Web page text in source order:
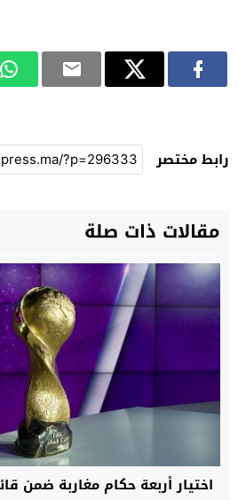
رابط مختصر
مقالات ذات صلة
اختيار أربعة حكام مغاربة ضمن